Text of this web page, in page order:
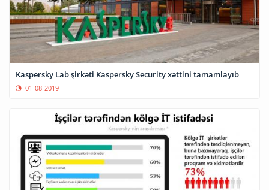
Kaspersky Lab şirkəti Kaspersky Security xəttini tamamlayıb
01-08-2019